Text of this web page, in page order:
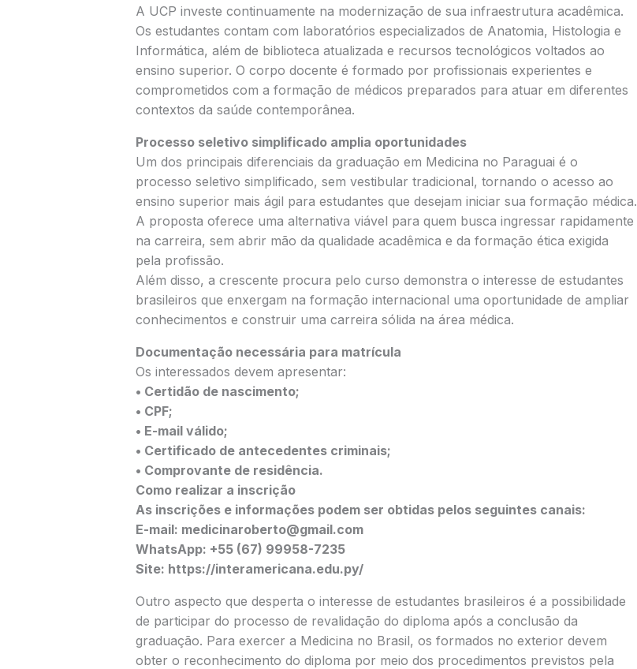
A UCP investe continuamente na modernização de sua infraestrutura acadêmica.
Os estudantes contam com laboratórios especializados de Anatomia, Histologia e
Informática, além de biblioteca atualizada e recursos tecnológicos voltados ao
ensino superior. O corpo docente é formado por profissionais experientes e
comprometidos com a formação de médicos preparados para atuar em diferentes
contextos da saúde contemporânea.
Processo seletivo simplificado amplia oportunidades
Um dos principais diferenciais da graduação em Medicina no Paraguai é o
processo seletivo simplificado, sem vestibular tradicional, tornando o acesso ao
ensino superior mais ágil para estudantes que desejam iniciar sua formação médica.
A proposta oferece uma alternativa viável para quem busca ingressar rapidamente
na carreira, sem abrir mão da qualidade acadêmica e da formação ética exigida
pela profissão.
Além disso, a crescente procura pelo curso demonstra o interesse de estudantes
brasileiros que enxergam na formação internacional uma oportunidade de ampliar
conhecimentos e construir uma carreira sólida na área médica.
Documentação necessária para matrícula
Os interessados devem apresentar:
• Certidão de nascimento;
• CPF;
• E-mail válido;
• Certificado de antecedentes criminais;
• Comprovante de residência.
Como realizar a inscrição
As inscrições e informações podem ser obtidas pelos seguintes canais:
E-mail: medicinaroberto@gmail.com
WhatsApp: +55 (67) 99958-7235
Site: https://interamericana.edu.py/
Outro aspecto que desperta o interesse de estudantes brasileiros é a possibilidade
de participar do processo de revalidação do diploma após a conclusão da
graduação. Para exercer a Medicina no Brasil, os formados no exterior devem
obter o reconhecimento do diploma por meio dos procedimentos previstos pela